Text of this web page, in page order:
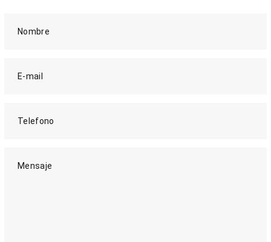
Nombre
E-mail
Telefono
Mensaje